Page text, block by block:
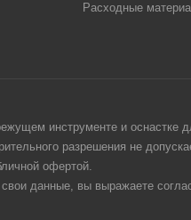
Расходные
инструменте и оснастке
разрешения не
офертой.
данные, вы выражаете